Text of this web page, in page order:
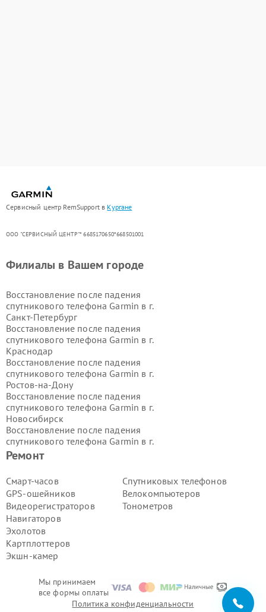
Сервисный центр RemSupport в Кургане
ООО "СЕРВИСНЫЙ ЦЕНТР"* 6685170650*668501001
Мы принимаем
все формы оплаты
Ремонт
Смарт-часов
GPS-ошейников
Видеорегистраторов
Навигаторов
Эхолотов
Картплоттеров
Экшн-камер
Спутниковых телефонов
Велокомпьютеров
Тонометров
Филиалы в Вашем городе
Восстановление после падения
спутникового телефона Garmin в г.
Санкт-Петербург
Восстановление после падения
спутникового телефона Garmin в г.
Краснодар
Восстановление после падения
спутникового телефона Garmin в г.
Ростов-на-Дону
Восстановление после падения
спутникового телефона Garmin в г.
Новосибирск
Восстановление после падения
спутникового телефона Garmin в г.
Екатеринбург
Восстановление после падения
Казань
Восстановление после падения
спутникового телефона Garmin в г.
Воронеж
Восстановление после падения
спутникового телефона Garmin в г.
Волгоград
Восстановление после падения
спутникового телефона Garmin в г.
Восстановление после падения
Политика конфиденциальности